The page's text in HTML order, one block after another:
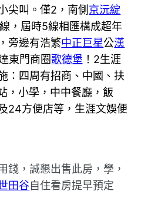
尖叫。僅2，南側 京沅綻
，屆時5線相匯構成超年
旁邊有浩繁中正巨星公漢
東門商圈歌德堡 ！2生涯
：四周有招商、中國、扶
，小學，中中餐廳，飯
24方便店等，生涯文娛便
錢，誠懇出售此房，學，
田谷自住看房提早預定